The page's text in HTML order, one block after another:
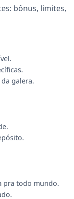
bônus, limites,
galera.
pra todo mundo.